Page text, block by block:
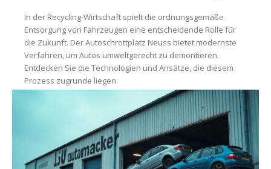
In der Recycling-Wirtschaft spielt die ordnungsgemäße
Entsorgung von Fahrzeugen eine entscheidende Rolle für
die Zukunft. Der Autoschrottplatz Neuss bietet modernste
Verfahren, um Autos umweltgerecht zu demontieren.
Entdecken Sie die Technologien und Ansätze, die diesem
Prozess zugrunde liegen.